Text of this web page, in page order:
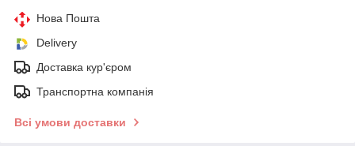
Нова Пошта
Delivery
Доставка кур'єром
Транспортна компанія
Всі умови доставки